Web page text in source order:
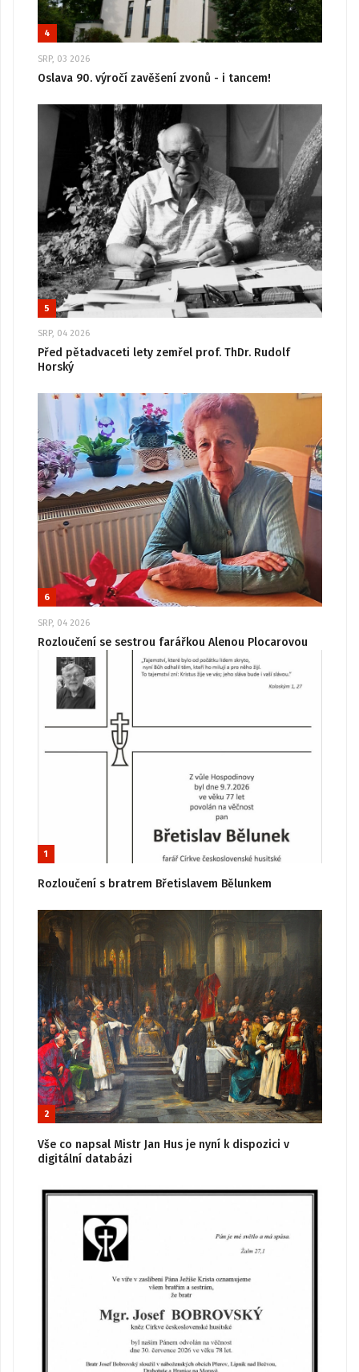
4
SRP, 03 2026
Oslava 90. výročí zavěšení zvonů - i tancem!
5
SRP, 04 2026
Před pětadvaceti lety zemřel prof. ThDr. Rudolf
Horský
6
SRP, 04 2026
Rozloučení se sestrou farářkou Alenou Plocarovou
1
Rozloučení s bratrem Břetislavem Bělunkem
2
Vše co napsal Mistr Jan Hus je nyní k dispozici v
digitální databázi